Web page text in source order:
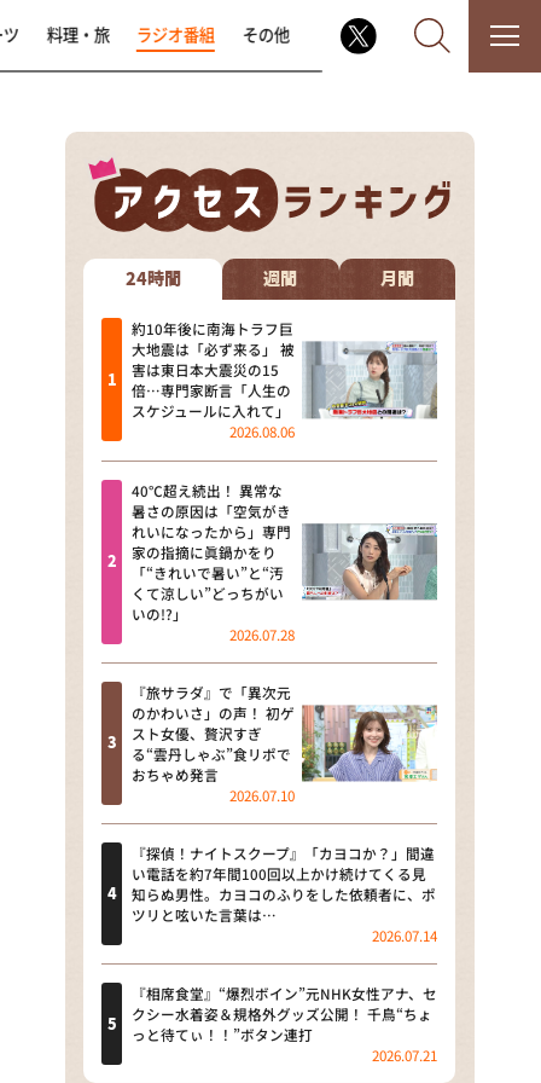
なるみ・岡村の過ぎるTV
相席食堂
これ余談なんですけど・・・
～人生密着トークバラエティ！
～ やすとものいたって真剣です
探偵！ナイトスクープ
news おかえり
河合＆A.B.C-Z塚田×福井アナ
「なんでやねん！？」（news お
かえり）
DAIGOも台所 ～きょうの献立 何
にする？～
本日はダイアンなり！シーズン２
朝だ！生です旅サラダ
教えて！ニュースライブ 正義の
ミカタ
ＬＩＦＥ～夢のカタチ～
新婚さんいらっしゃい！
ポツンと一軒家
ザキ山小屋本館
料理・旅 ラジオ番組 その他
24時間 週間 月間
約10年後に南海トラフ巨
大地震は「必ず来る」 被
害は東日本大震災の15
倍…専門家断言「人生の
スケジュールに入れて」
2026.08.06
40℃超え続出！ 異常な
暑さの原因は「空気がき
れいになったから」専門
家の指摘に眞鍋かをり
「“きれいで暑い”と“汚
くて涼しい”どっちがい
いの!?」
2026.07.28
『旅サラダ』で「異次元
のかわいさ」の声！ 初ゲ
スト女優、贅沢すぎ
る“雲丹しゃぶ”食リポで
おちゃめ発言
2026.07.10
『探偵！ナイトスクープ』「カヨコか？」間違
い電話を約7年間100回以上かけ続けてくる見
知らぬ男性。カヨコのふりをした依頼者に、ポ
ツリと呟いた言葉は…
2026.07.14
『相席食堂』“爆烈ボイン”元NHK女性アナ、セ
クシー水着姿＆規格外グッズ公開！ 千鳥“ちょ
っと待てぃ！！”ボタン連打
2026.07.21